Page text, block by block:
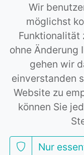
Wir
möglichst
Funktionalität
ohne Änderung
gehen wir
einverstanden
Website zu
können Sie
Nur